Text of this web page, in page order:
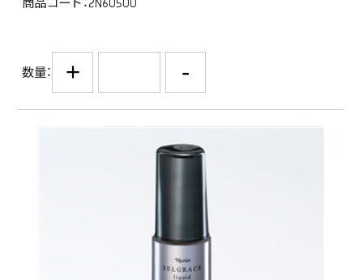
商品コード：2N60500
数量： + -